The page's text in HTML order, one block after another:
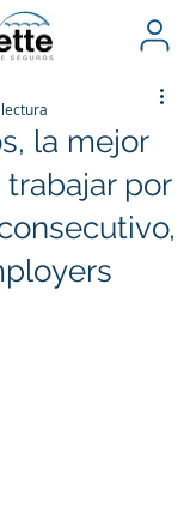
la mejor
por